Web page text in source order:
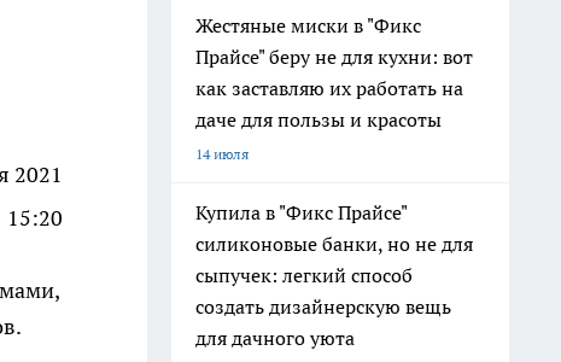
2021
15:20
Жестяные миски в "Фикс
Прайсе" беру не для кухни: вот
как заставляю их работать на
даче для пользы и красоты
14 июля
Купила в "Фикс Прайсе"
силиконовые банки, но не для
сыпучек: легкий способ
создать дизайнерскую вещь
для дачного уюта